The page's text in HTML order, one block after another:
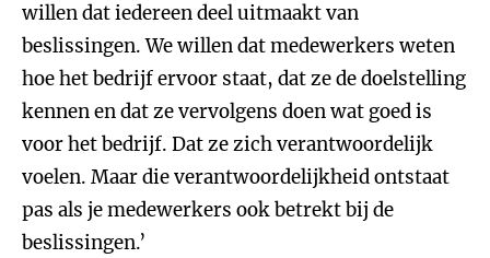
willen dat iedereen deel uitmaakt van
beslissingen. We willen dat medewerkers weten
hoe het bedrijf ervoor staat, dat ze de doelstelling
kennen en dat ze vervolgens doen wat goed is
voor het bedrijf. Dat ze zich verantwoordelijk
voelen. Maar die verantwoordelijkheid ontstaat
pas als je medewerkers ook betrekt bij de
beslissingen.’